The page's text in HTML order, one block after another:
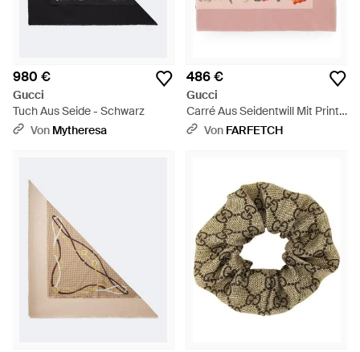
980 €
Gucci
Tuch Aus Seide - Schwarz
Von Mytheresa
486 €
Gucci
Carré Aus Seidentwill Mit Print -
PinkVon FARFETCH